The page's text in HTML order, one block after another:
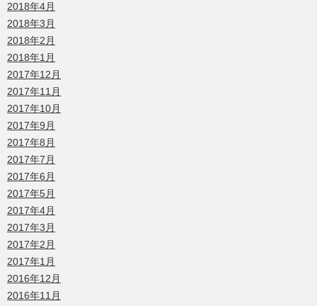
2018年4月
2018年3月
2018年2月
2018年1月
2017年12月
2017年11月
2017年10月
2017年9月
2017年8月
2017年7月
2017年6月
2017年5月
2017年4月
2017年3月
2017年2月
2017年1月
2016年12月
2016年11月